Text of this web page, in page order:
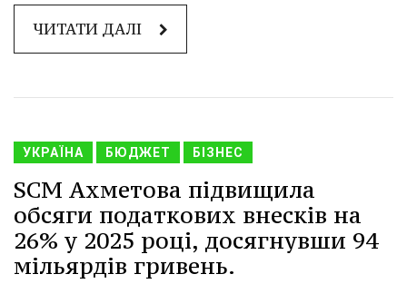
ЧИТАТИ ДАЛІ
УКРАЇНА БЮДЖЕТ БІЗНЕС
SCM Ахметова підвищила
обсяги податкових внесків на
26% у 2025 році, досягнувши 94
мільярдів гривень.